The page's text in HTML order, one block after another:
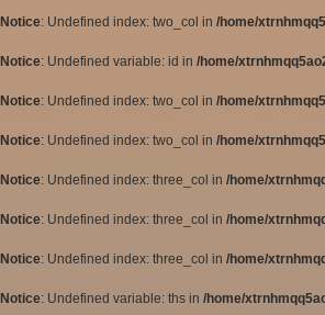
Notice: Undefined index: two_col in /home/
Notice: Undefined variable: id in /home/
Notice: Undefined index: two_col in /home/
Notice: Undefined index: two_col in /home/
Notice: Undefined index: three_col in /home/
Notice: Undefined index: three_col in /home/
Notice: Undefined index: three_col in /home/
Notice: Undefined variable: ths in /home/